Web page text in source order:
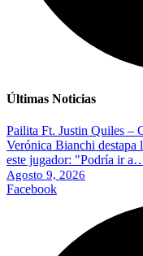
Últimas Noticias
Pailita Ft. Justin Quiles –
Verónica Bianchi
este jugador: "Podría ir
Agosto 9, 2026
Facebook